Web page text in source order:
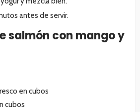
antes de servir.
salmón con mango y
en cubos
cubos